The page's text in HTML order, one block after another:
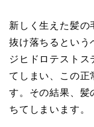
新しく生えた髪の
抜け落ちるという
ジヒドロテスト
てしまい、この正
す。その結果、髪
ちてしまいます。